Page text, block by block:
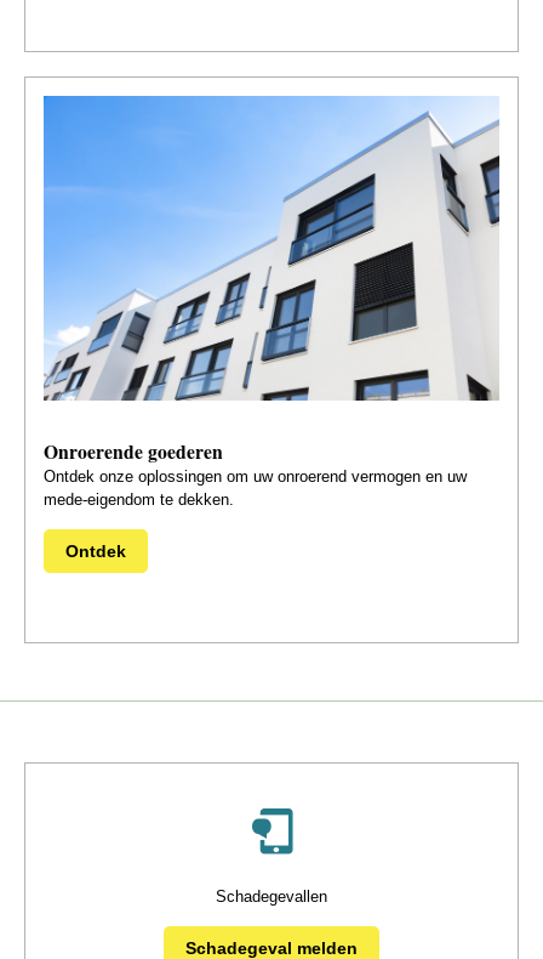
Onroerende goederen
Ontdek onze oplossingen om uw onroerend vermogen en uw
mede-eigendom te dekken.
Ontdek
Schadegevallen
Schadegeval melden